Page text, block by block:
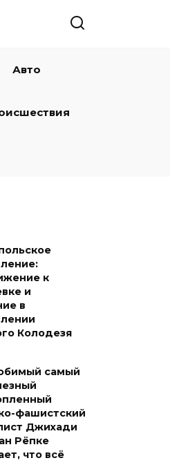
Авто
к
и
в
Колодезя
самый
фашистский
Джихади
Рёпке
что всё